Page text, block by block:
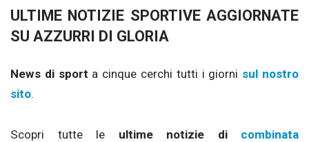
ULTIME NOTIZIE SPORTIVE AGGIORNATE
SU AZZURRI DI GLORIA
News di sport a cinque cerchi tutti i giorni sul nostro
sito.
Scopri tutte le ultime notizie di combinata